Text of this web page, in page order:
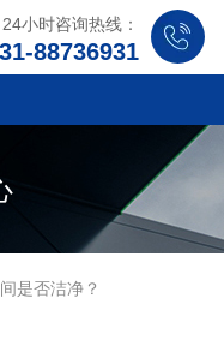
24小时咨询热线：
88736931
是否洁净？